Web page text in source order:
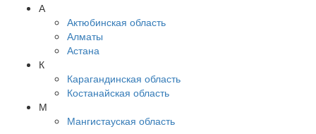
А
Актюбинская область
Алматы
Астана
К
Карагандинская область
Костанайская область
М
Мангистауская область